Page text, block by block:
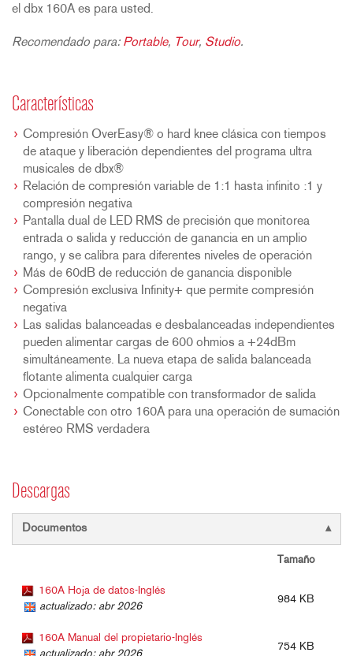
el dbx 160A es para usted.
Recomendado para: Portable, Tour, Studio.
Características
Compresión OverEasy® o hard knee clásica con tiempos
de ataque y liberación dependientes del programa ultra
musicales de dbx®
Relación de compresión variable de 1:1 hasta infinito :1 y
compresión negativa
Pantalla dual de LED RMS de precisión que monitorea
entrada o salida y reducción de ganancia en un amplio
rango, y se calibra para diferentes niveles de operación
Más de 60dB de reducción de ganancia disponible
Compresión exclusiva Infinity+ que permite compresión
negativa
Las salidas balanceadas e desbalanceadas independientes
pueden alimentar cargas de 600 ohmios a +24dBm
simultáneamente. La nueva etapa de salida balanceada
flotante alimenta cualquier carga
Opcionalmente compatible con transformador de salida
Conectable con otro 160A para una operación de sumación
estéreo RMS verdadera
Descargas
Documentos
Tamaño
160A Hoja de datos-Inglés
actualizado: abr 2026
984 KB
160A Manual del propietario-Inglés
754 KB